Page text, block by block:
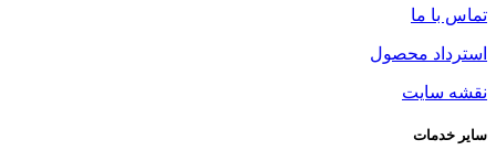
تماس با ما
استرداد محصول
نقشه سایت
سایر خدمات